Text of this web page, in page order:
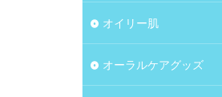
オイリー肌
オーラルケアグッズ